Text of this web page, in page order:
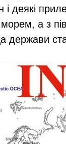
і деякі
а з
держави